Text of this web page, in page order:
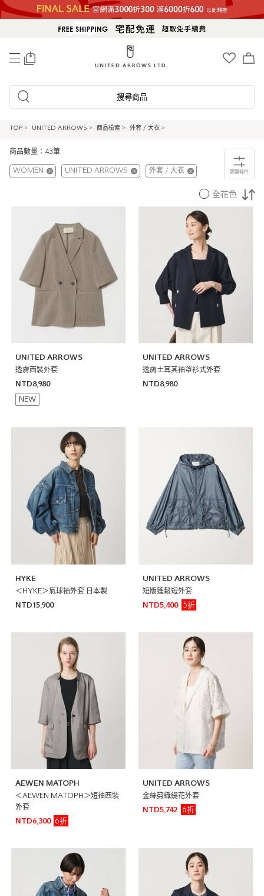
搜尋商品
TOP > UNITED ARROWS > 商品檢索 > 外套 / 大衣 >
商品數量：43筆
篩選條件
WOMEN UNITED ARROWS 外套 / 大衣
全花色
UNITED ARROWS
透膚西裝外套
NTD8,980
NEW
UNITED ARROWS
透膚土耳其袖罩衫式外套
NTD8,980
HYKE
＜HYKE＞氣球袖外套 日本製
NTD15,900
UNITED ARROWS
短版蓬鬆短外套
NTD5,400
5折
AEWEN MATOPH
＜AEWEN MATOPH＞短袖西裝
外套
NTD6,300
6折
UNITED ARROWS
金絲剪織緹花外套
NTD5,742
6折